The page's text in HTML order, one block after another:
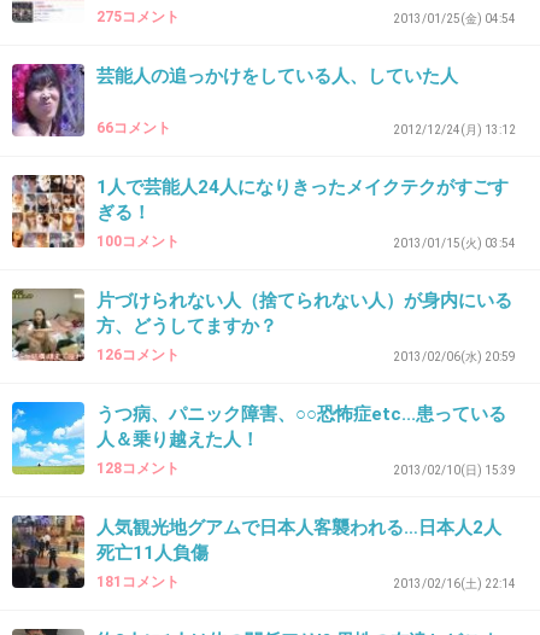
275コメント 2013/01/25(金) 04:54
芸能人の追っかけをしている人、していた人
66コメント 2012/12/24(月) 13:12
1人で芸能人24人になりきったメイクテクがすごす
ぎる！
100コメント 2013/01/15(火) 03:54
片づけられない人（捨てられない人）が身内にいる
方、どうしてますか？
126コメント 2013/02/06(水) 20:59
うつ病、パニック障害、○○恐怖症etc...患っている
人＆乗り越えた人！
128コメント 2013/02/10(日) 15:39
人気観光地グアムで日本人客襲われる…日本人2人
死亡11人負傷
181コメント 2013/02/16(土) 22:14